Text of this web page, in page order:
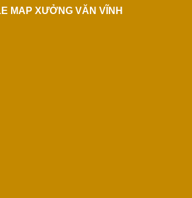
MAP XƯỞNG VĂN VĨNH